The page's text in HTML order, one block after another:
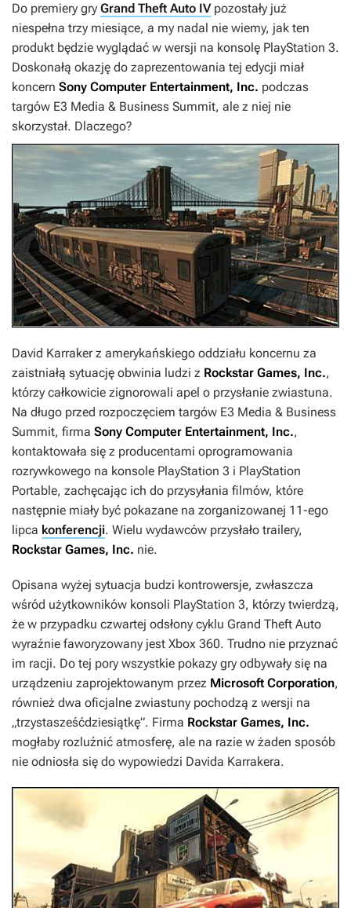
Do premiery gry Grand Theft Auto IVpozostały już
niespełna trzy miesiące, a my nadal nie wiemy, jak ten
produkt będzie wyglądać w wersji na konsolę PlayStation 3.
Doskonałą okazję do zaprezentowania tej edycji miał
koncern Sony Computer Entertainment, Inc. podczas
targów E3 Media & Business Summit, ale z niej nie
skorzystał. Dlaczego?
David Karraker z amerykańskiego oddziału koncernu za
zaistniałą sytuację obwinia ludzi z Rockstar Games, Inc.,
którzy całkowicie zignorowali apel o przysłanie zwiastuna.
Na długo przed rozpoczęciem targów E3 Media & Business
Summit, firma Sony Computer Entertainment, Inc.,
kontaktowała się z producentami oprogramowania
rozrywkowego na konsole PlayStation 3 i PlayStation
Portable, zachęcając ich do przysyłania filmów, które
następnie miały być pokazane na zorganizowanej 11-ego
lipca konferencji. Wielu wydawców przysłało trailery,
Rockstar Games, Inc. nie.
Opisana wyżej sytuacja budzi kontrowersje, zwłaszcza
wśród użytkowników konsoli PlayStation 3, którzy twierdzą,
że w przypadku czwartej odsłony cyklu Grand Theft Auto
wyraźnie faworyzowany jest Xbox 360. Trudno nie przyznać
im racji. Do tej pory wszystkie pokazy gry odbywały się na
urządzeniu zaprojektowanym przez Microsoft Corporation,
również dwa oficjalne zwiastuny pochodzą z wersji na
„trzystasześćdziesiątkę”. Firma Rockstar Games, Inc.
mogłaby rozluźnić atmosferę, ale na razie w żaden sposób
nie odniosła się do wypowiedzi Davida Karrakera.